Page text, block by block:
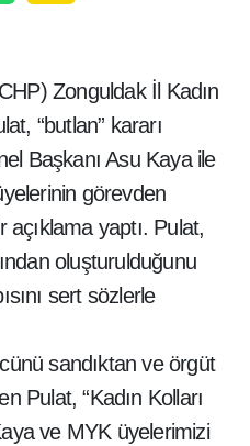
Zonguldak İl Kadın
“butlan” kararı
Başkanı Asu Kaya ile
görevden
açıklama yaptı. Pulat,
oluşturulduğunu
sert sözlerle
sandıktan ve örgüt
Pulat, “Kadın Kolları
ve MYK üyelerimizi